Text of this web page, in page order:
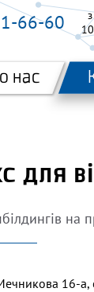
66-60
нас
для
на
16-